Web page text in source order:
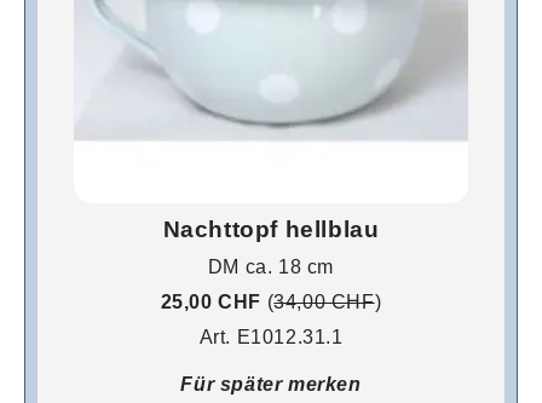
Nachttopf hellblau
DM ca. 18 cm
25,00 CHF (34,00 CHF)
Art. E1012.31.1
Für später merken